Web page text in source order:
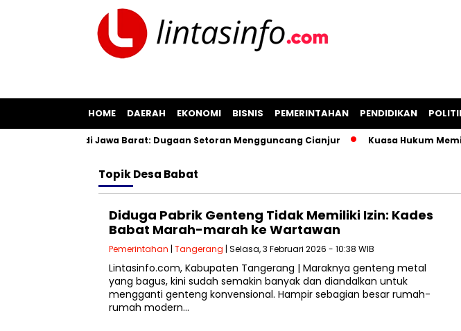
HOME DAERAH EKONOMI BISNIS PEMERINTAHAN PENDIDIKAN
Pil Koplo di Jawa Barat: Dugaan Setoran Mengguncang Cianjur Kuasa Hukum
TopikDesa Babat
‎Diduga Pabrik Genteng Tidak Memiliki Izin: Kades
Babat Marah-marah ke Wartawan
Pemerintahan | Tangerang | Selasa, 3 Februari 2026 - 10:38 WIB
‎‎Lintasinfo.com, Kabupaten Tangerang | Maraknya genteng metal
yang bagus, kini sudah semakin banyak dan diandalkan untuk
mengganti genteng konvensional. Hampir sebagian besar rumah-
rumah modern…